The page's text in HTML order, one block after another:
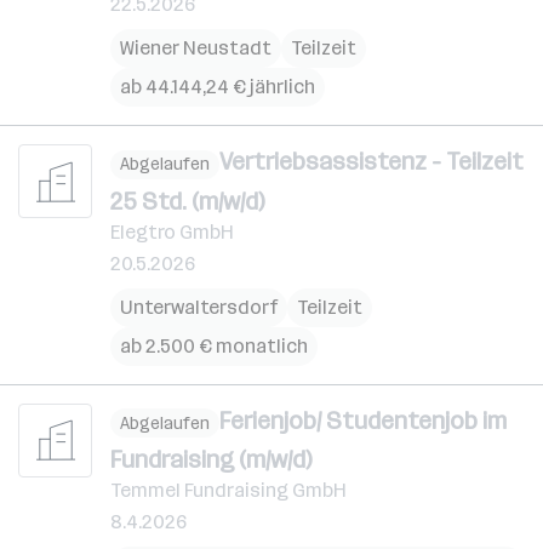
Wiener Neustadt
Teilzeit
ab 44.144,24 € jährlich
Abgelaufen Vertriebsassistenz - Teilzeit
25 Std. (m/w/d)
Elegtro GmbH
20.5.2026
Unterwaltersdorf
Teilzeit
ab 2.500 € monatlich
Abgelaufen Ferienjob/ Studentenjob im
Fundraising (m/w/d)
Temmel Fundraising GmbH
8.4.2026